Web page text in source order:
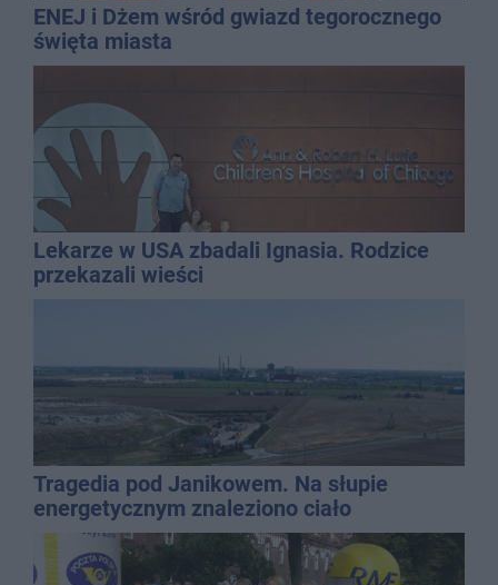
ENEJ i Dżem wśród gwiazd tegorocznego
święta miasta
Lekarze w USA zbadali Ignasia. Rodzice
przekazali wieści
Tragedia pod Janikowem. Na słupie
energetycznym znaleziono ciało
mężczyzny